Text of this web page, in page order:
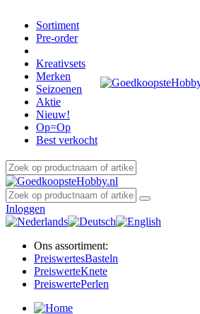
Sortiment
Pre-order
Kreativsets
Merken
Seizoenen
Aktie
Nieuw!
Op=Op
Best verkocht
Inloggen
Ons assortiment:
PreiswertesBasteln
PreiswerteKnete
PreiswertePerlen